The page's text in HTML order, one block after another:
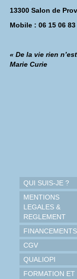
13300 Salon de
Mobile : 06 15 06 83
« De la vie rien
Marie Curie
QUI SUIS-JE ?
MENTIONS
LEGALES &
REGLEMENT
FINANCEMENTS
CGV
QUALIOPI
FORMATION ET